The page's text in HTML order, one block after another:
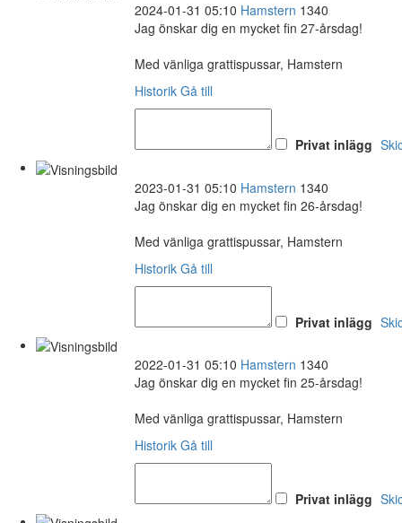
2024-01-31 05:10 Hamstern 1340
Jag önskar dig en mycket fin 27-årsdag!
Med vänliga grattispussar, Hamstern
Historik Gå till
Privat inlägg
2023-01-31 05:10 Hamstern 1340
Jag önskar dig en mycket fin 26-årsdag!
Med vänliga grattispussar, Hamstern
Historik Gå till
Privat inlägg
2022-01-31 05:10 Hamstern 1340
Jag önskar dig en mycket fin 25-årsdag!
Med vänliga grattispussar, Hamstern
Historik Gå till
Privat inlägg